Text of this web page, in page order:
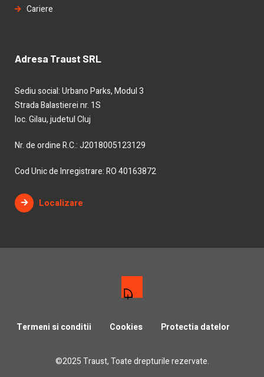
Cariere
Adresa Traust SRL
Sediu social: Urbano Parks, Modul 3
Strada Balastierei nr. 1S
loc. Gilau, judetul Cluj
Nr. de ordine R.C.: J2018005123129
Cod Unic de Inregistrare: RO 40163872
Localizare
Termeni si conditii Cookies Protectia datelor
©2025 Traust, Toate drepturile rezervate.